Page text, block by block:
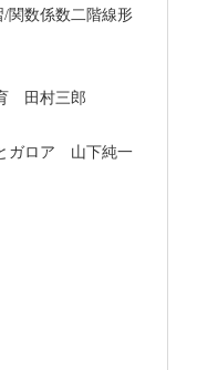
関数係数二階線形
田村三郎
ガロア 山下純一